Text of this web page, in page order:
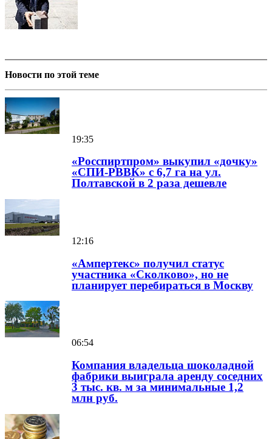
Новости по этой теме
19:35
«Росспиртпром» выкупил «дочку»
«СПИ-РВВК» с 6,7 га на ул.
Полтавской в 2 раза дешевле
12:16
«Ампертекс» получил статус
участника «Сколково», но не
планирует перебираться в Москву
06:54
Компания владельца шоколадной
фабрики выиграла аренду соседних
3 тыс. кв. м за минимальные 1,2
млн руб.